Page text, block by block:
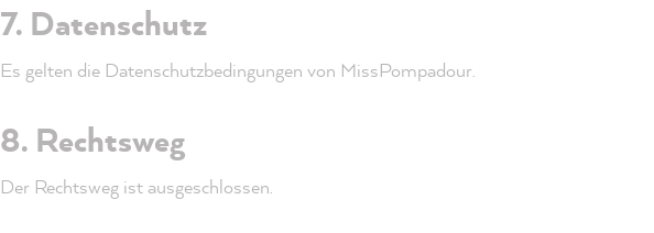
7. Datenschutz
Es gelten die Datenschutzbedingungen von MissPompadour.
8. Rechtsweg
Der Rechtsweg ist ausgeschlossen.